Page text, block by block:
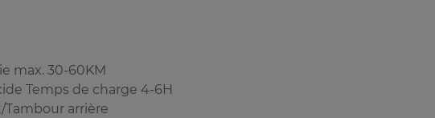
max. 30-60KM
Temps de charge 4-6H
arrière